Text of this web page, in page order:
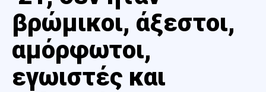
βρώμικοι, άξεστοι,
αμόρφωτοι,
εγωιστές και